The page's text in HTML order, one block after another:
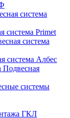
система
система Primet
система
система Албес
Подвесная
системы